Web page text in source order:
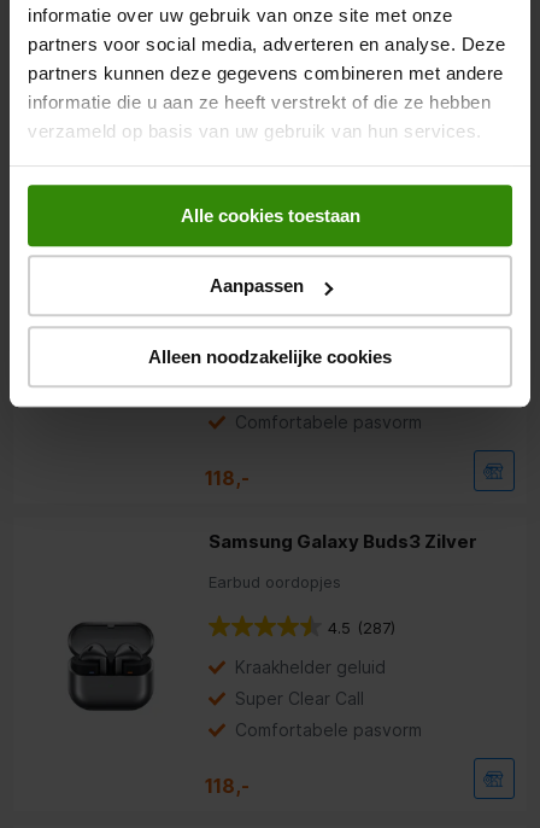
informatie over uw gebruik van onze site met onze
partners voor social media, adverteren en analyse. Deze
partners kunnen deze gegevens combineren met andere
informatie die u aan ze heeft verstrekt of die ze hebben
verzameld op basis van uw gebruik van hun services.
Alle cookies toestaan
Aanpassen
Alleen noodzakelijke cookies
4.6 (341)
Volledig draadloos
Noise-cancelling
Accuduur 8,5 uur
64,-
Earbud oordopjes
4.5 (285)
Kraakhelder geluid
Super Clear Call
Comfortabele pasvorm
118,-
Samsung Galaxy Buds3 Zilver
Earbud oordopjes
4.5 (287)
Kraakhelder geluid
Super Clear Call
Comfortabele pasvorm
118,-